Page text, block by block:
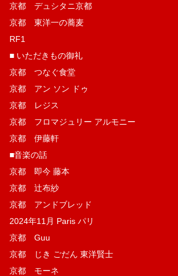
京都 デュシタニ京都
京都 東洋一の蕎麦
RF1
■ いただきもの御礼
京都 つなぐ食堂
京都 アン ソン ドゥ
京都 レジス
京都 フロマジュリー アルモニー
京都 伊藤軒
■音楽の話
京都 即今 藤本
京都 辻布紗
京都 アンドブレッド
2024年11月 Paris パリ
京都 Guu
京都 じき ごだん 東洋賢士
京都 モーネ